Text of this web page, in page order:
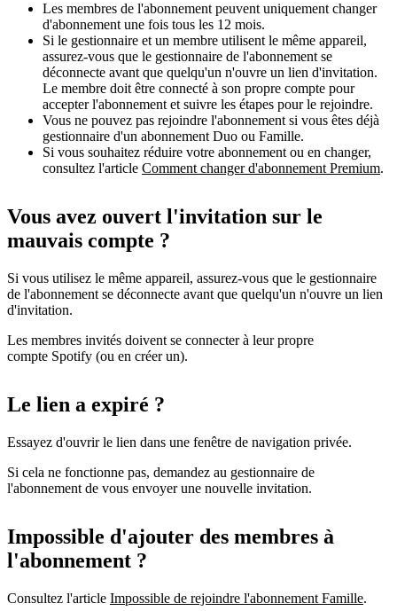
Les membres de l'abonnement peuvent uniquement changer
d'abonnement une fois tous les 12 mois.
Si le gestionnaire et un membre utilisent le même appareil,
assurez-vous que le gestionnaire de l'abonnement se
déconnecte avant que quelqu'un n'ouvre un lien d'invitation.
Le membre doit être connecté à son propre compte pour
accepter l'abonnement et suivre les étapes pour le rejoindre.
Vous ne pouvez pas rejoindre l'abonnement si vous êtes déjà
gestionnaire d'un abonnement Duo ou Famille.
Si vous souhaitez réduire votre abonnement ou en changer,
consultez l'article Comment changer d'abonnement Premium.
Vous avez ouvert l'invitation sur le
mauvais compte ?
Si vous utilisez le même appareil, assurez-vous que le gestionnaire
de l'abonnement se déconnecte avant que quelqu'un n'ouvre un lien
d'invitation.
Les membres invités doivent se connecter à leur propre
compte Spotify (ou en créer un).
Le lien a expiré ?
Essayez d'ouvrir le lien dans une fenêtre de navigation privée.
Si cela ne fonctionne pas, demandez au gestionnaire de
l'abonnement de vous envoyer une nouvelle invitation.
Impossible d'ajouter des membres à
l'abonnement ?
Consultez l'article Impossible de rejoindre l'abonnement Famille.